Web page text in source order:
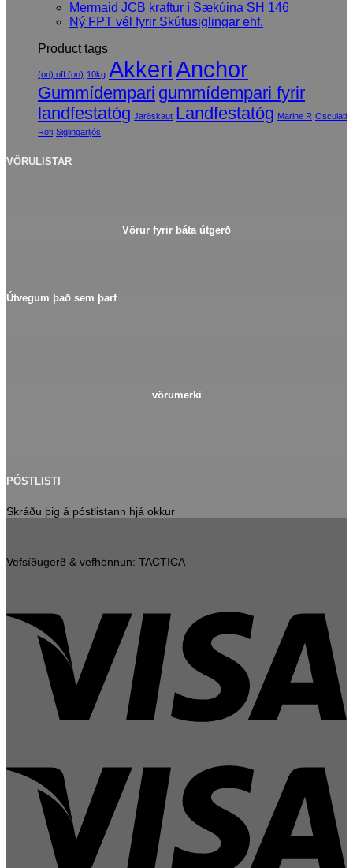
Mermaid JCB kraftur í Sækúina SH 146
Ný FPT vél fyrir Skútusiglingar ehf.
Product tags
(on) off (on) 10kg AkkeriAnchor
Gummídempari gummídempari fyrir
landfestatóg Jarðskaut Landfestatóg Marine R Osculati
Rofi Siglingarljós
VÖRULISTAR
Vörur fyrir báta útgerð
Útvegum það sem þarf
vörumerki
PÓSTLISTI
Skráðu þig á póstlistann hjá okkur
Vefsíðugerð & vefhönnun: TACTICA